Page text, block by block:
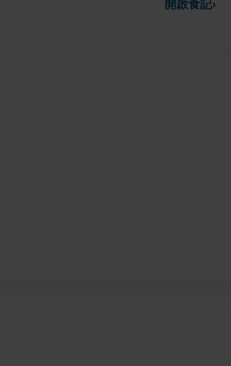
開啟食記›